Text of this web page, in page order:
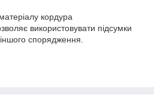
кордура
використовувати підсумки
спорядження.